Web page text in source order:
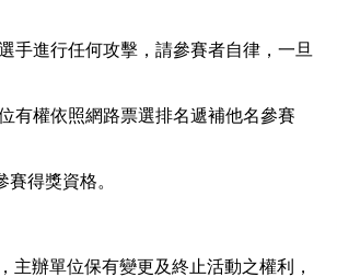
手進行任何攻擊，請參賽者自律，一旦
有權依照網路票選排名遞補他名參賽
得獎資格。
主辦單位保有變更及終止活動之權利，